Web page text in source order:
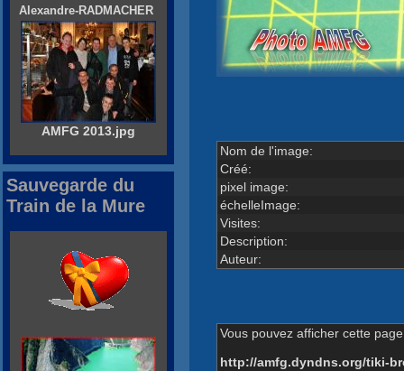
Nom de l'image:
Créé:
pixel image:
échelleImage:
Visites:
Description:
Auteur:
Vous pouvez afficher cette
http://amfg.dyndns.org/tiki-
Alexandre-RADMACHER
AMFG 2013.jpg
Sauvegarde du
Train de la Mure